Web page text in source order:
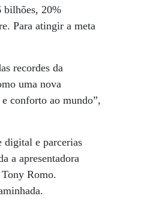
bilhões, 20%
Para atingir a meta
recordes da
uma nova
conforto ao mundo”,
digital e parcerias
a apresentadora
Romo.